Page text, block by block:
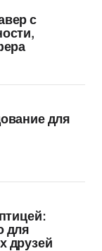
с
для
для
друзей